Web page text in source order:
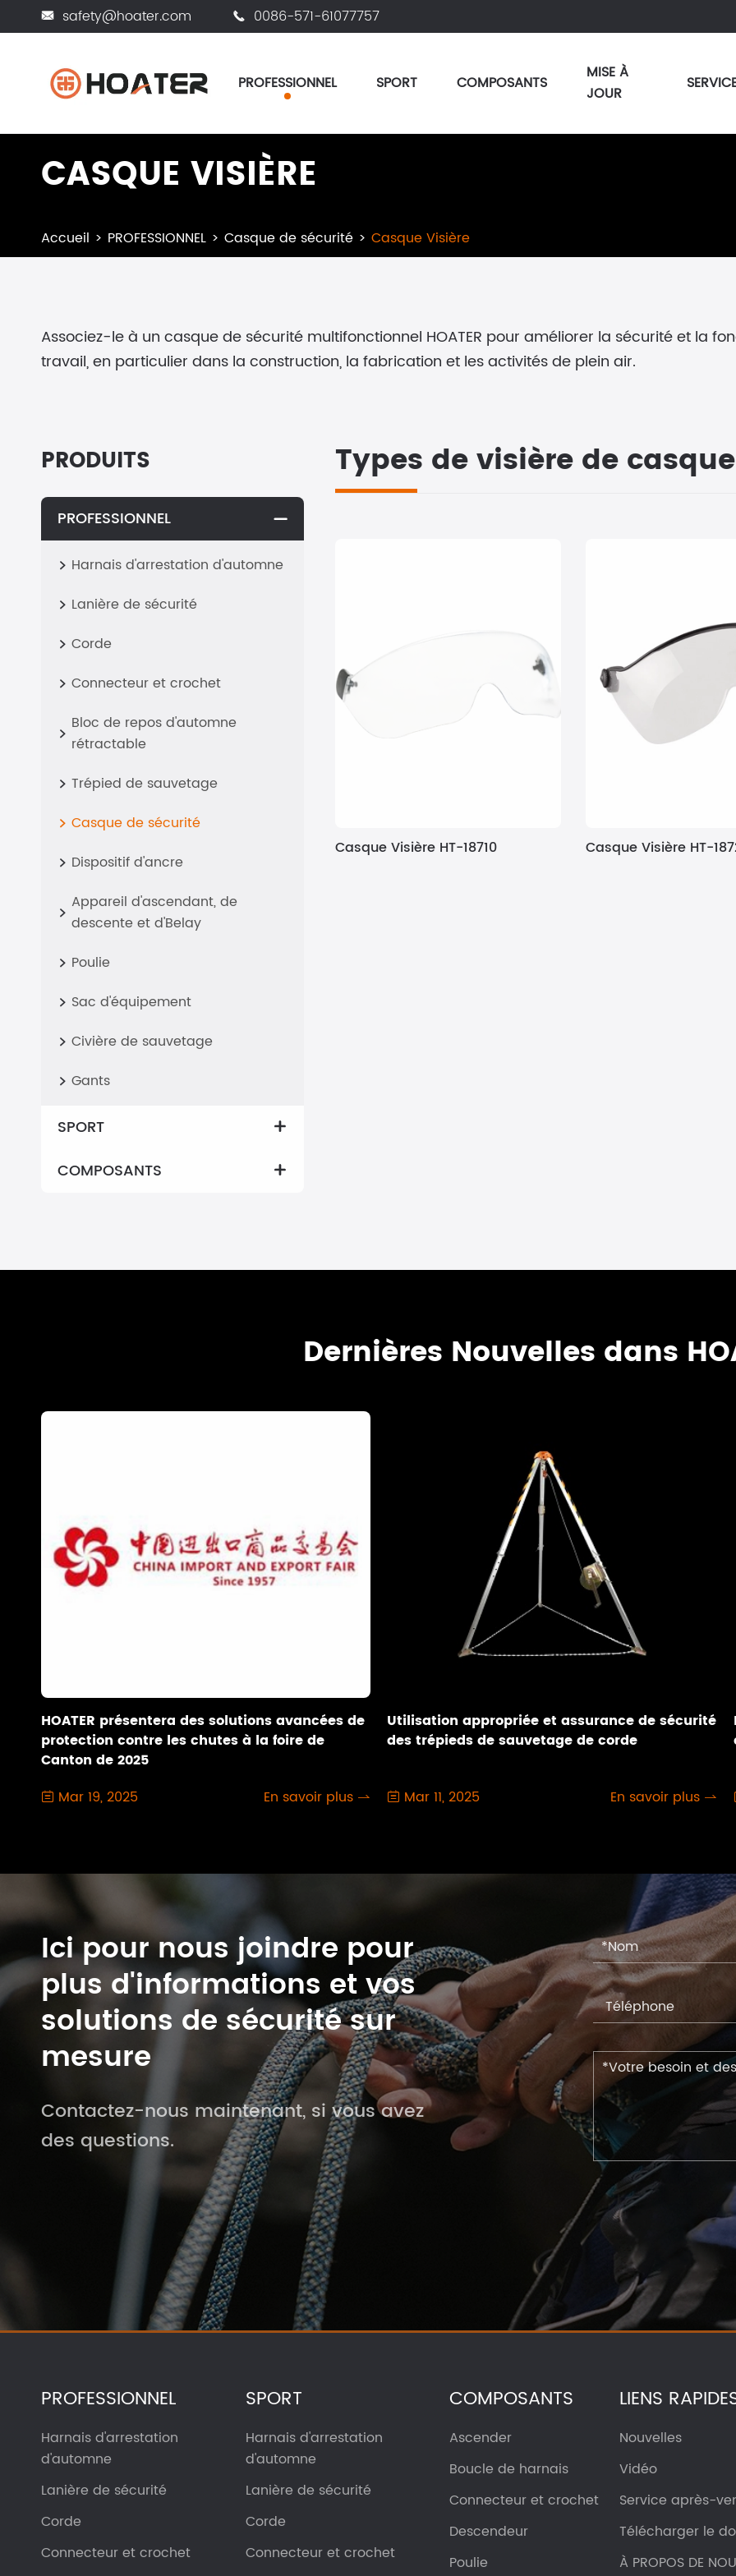
 safety@hoater.com  0086-571-61077757
PROFESSIONNEL SPORT COMPOSANTS
MISE À
JOUR
CASQUE VISIÈRE
Accueil PROFESSIONNEL Casque de sécurité Casque Visière
Associez-le à un casque de sécurité multifonctionnel HOATER pour améliorer la sécurité et la
travail, en particulier dans la construction, la fabrication et les activités de plein air.
PRODUITS
PROFESSIONNEL 
 Harnais d'arrestation d'automne
 Lanière de sécurité
 Corde
 Connecteur et crochet

Bloc de repos d'automne
rétractable
 Trépied de sauvetage
 Casque de sécurité
 Dispositif d'ancre

Appareil d'ascendant, de
descente et d'Belay
 Poulie
 Sac d'équipement
 Civière de sauvetage
 Gants
SPORT 
COMPOSANTS 
Types de visière de casque
Casque Visière HT-18710 Casque Visière HT-
Dernières Nouvelles dans
HOATER présentera des solutions avancées de
protection contre les chutes à la foire de
Canton de 2025
 Mar 19, 2025 En savoir plus 
Utilisation appropriée et assurance de sécurité
des trépieds de sauvetage de corde
 Mar 11, 2025 En savoir plus 
Ici pour nous joindre pour
plus d'informations et vos
solutions de sécurité sur
mesure
Contactez-nous maintenant, si vous avez
des questions.
PROFESSIONNEL
Harnais d'arrestation
d'automne
Lanière de sécurité
Corde
Connecteur et crochet
SPORT
Harnais d'arrestation
d'automne
Lanière de sécurité
Corde
Connecteur et crochet
COMPOSANTS
Ascender
Boucle de harnais
Connecteur et crochet
Descendeur
Poulie
LIENS
Nouvelles
Vidéo
Service après-
Télécharger le
À PROPOS DE